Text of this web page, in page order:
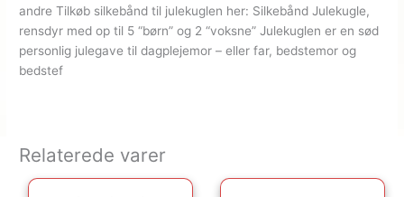
andre Tilkøb silkebånd til julekuglen her: Silkebånd Julekugle,
rensdyr med op til 5 “børn” og 2 “voksne” Julekuglen er en sød
personlig julegave til dagplejemor – eller far, bedstemor og
bedstef
Relaterede varer
Den oprindelige pris
Den aktuelle